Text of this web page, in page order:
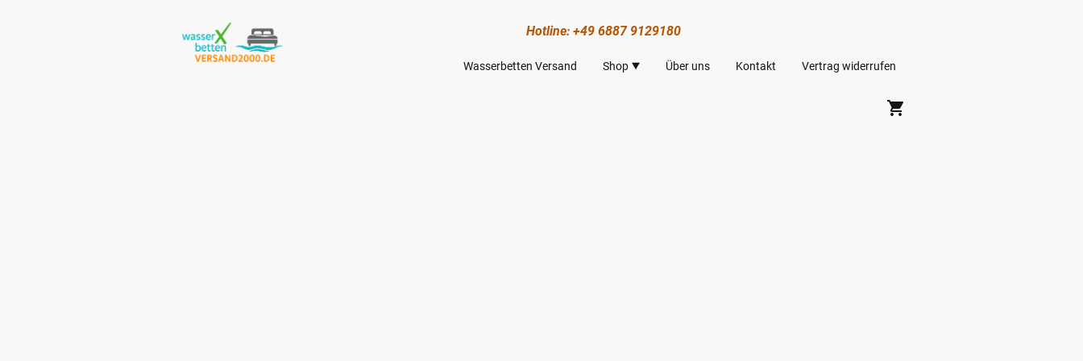
Hotline: +49 6887 9129180
Wasserbetten Versand Shop Über uns Kontakt Vertrag widerrufen